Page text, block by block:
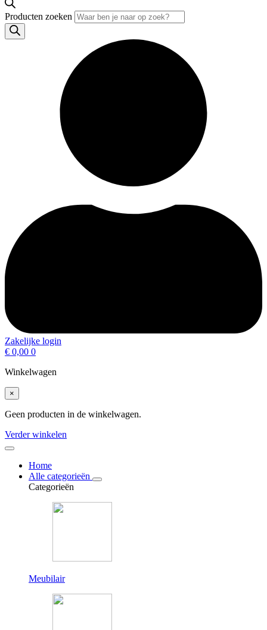
Producten zoeken
Zakelijke login
€ 0,00 0
Winkelwagen
×
Geen producten in de winkelwagen.
Verder winkelen
Home
Alle categorieën
Categorieën
Meubilair